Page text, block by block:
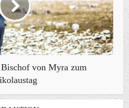
von Myra zum